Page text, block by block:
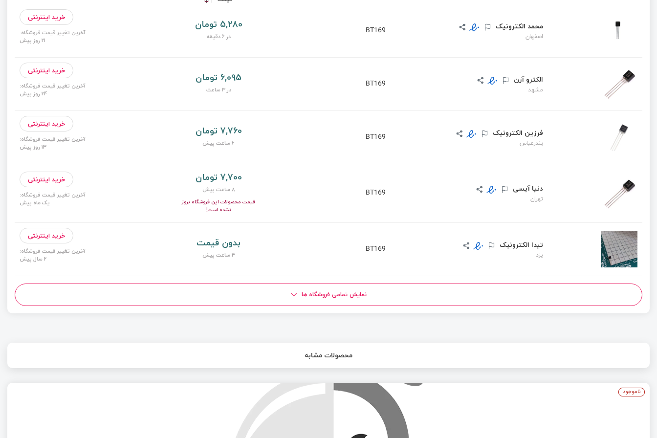
محمد الکترونیک
اصفهان
BT169 5,280 تومان
در 6 دقیقه
خرید اینترنتی
آخرین تغییر قیمت فروشگاه:
21 روز پیش
الکترو آرن
مشهد
BT169 6,095 تومان
در 3 ساعت
خرید اینترنتی
آخرین تغییر قیمت فروشگاه:
24 روز پیش
فرزین الکترونیک
بندرعباس
BT169 7,760 تومان
6 ساعت پیش
خرید اینترنتی
آخرین تغییر قیمت فروشگاه:
13 روز پیش
دنیا آیسی
تهران
BT169
7,700 تومان
8 ساعت پیش
قیمت محصولات این فروشگاه بروز
نشده است!
خرید اینترنتی
آخرین تغییر قیمت فروشگاه:
یک ماه پیش
تیدا الکترونیک
یزد
BT169 بدون قیمت
4 ساعت پیش
خرید اینترنتی
آخرین تغییر قیمت فروشگاه:
2 سال پیش
نمایش تمامی فروشگاه ها
محصولات مشابه
ناموجود